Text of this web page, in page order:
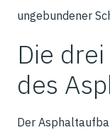
ungebundener
Die
des
Der